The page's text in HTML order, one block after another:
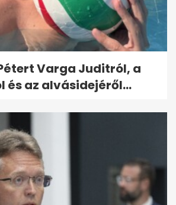
Varga Juditról, a
és az alvásidejéről...